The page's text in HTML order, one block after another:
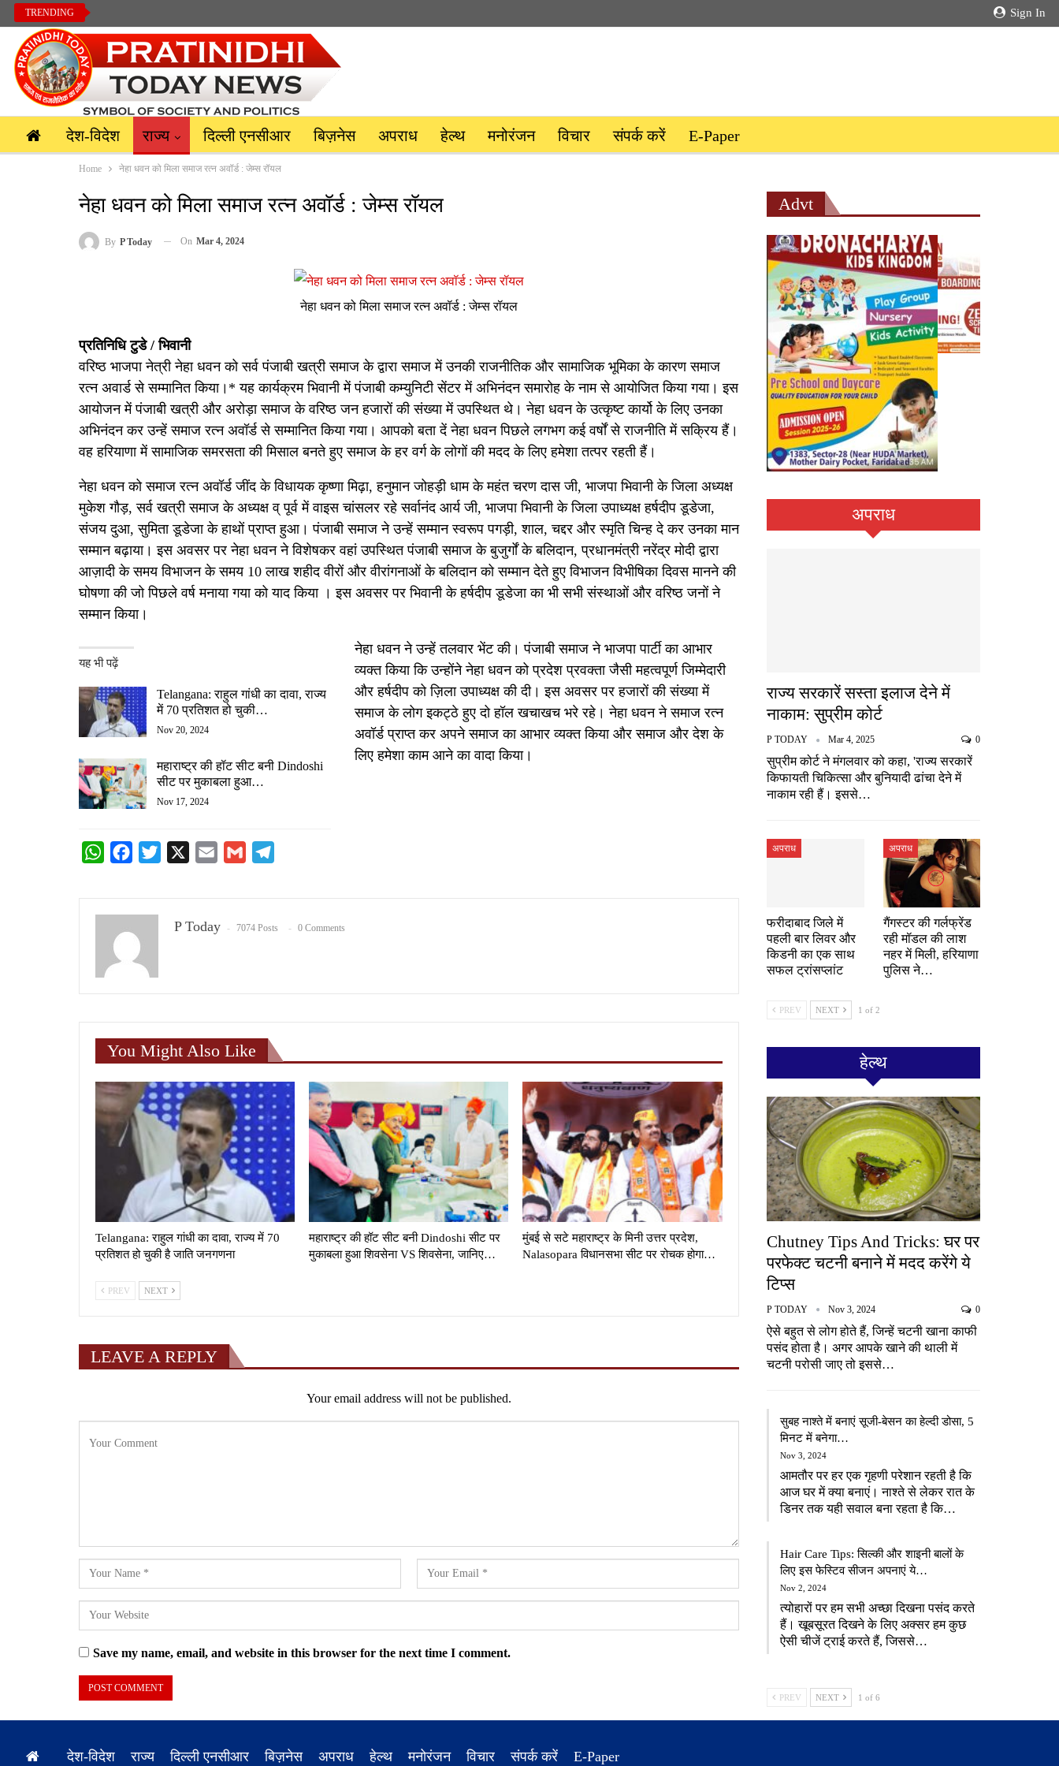
Sign In
TRENDING
देश-विदेश राज्य दिल्ली एनसीआर बिज़नेस अपराध हेल्थ मनोरंजन विचार संपर्क करें E-Paper
Home नेहा धवन को मिला समाज रत्न अवॉर्ड : जेम्स रॉयल
नेहा धवन को मिला समाज रत्न अवॉर्ड : जेम्स रॉयल
By P Today On Mar 4, 2024
नेहा धवन को मिला समाज रत्न अवॉर्ड : जेम्स रॉयल
प्रतिनिधि टुडे / भिवानी
वरिष्ठ भाजपा नेत्री नेहा धवन को सर्व पंजाबी खत्री समाज के द्वारा समाज में उनकी राजनीतिक और सामाजिक भूमिका के कारण समाज
रत्न अवार्ड से सम्मानित किया।* यह कार्यक्रम भिवानी में पंजाबी कम्युनिटी सेंटर में अभिनंदन समारोह के नाम से आयोजित किया गया। इस
आयोजन में पंजाबी खत्री और अरोड़ा समाज के वरिष्ठ जन हजारों की संख्या में उपस्थित थे। नेहा धवन के उत्कृष्ट कार्यो के लिए उनका
अभिनंदन कर उन्हें समाज रत्न अवॉर्ड से सम्मानित किया गया। आपको बता दें नेहा धवन पिछले लगभग कई वर्षों से राजनीति में सक्रिय हैं।
वह हरियाणा में सामाजिक समरसता की मिसाल बनते हुए समाज के हर वर्ग के लोगों की मदद के लिए हमेशा तत्पर रहती हैं।
नेहा धवन को समाज रत्न अवॉर्ड जींद के विधायक कृष्णा मिढ़ा, हनुमान जोहड़ी धाम के महंत चरण दास जी, भाजपा भिवानी के जिला अध्यक्ष
मुकेश गौड़, सर्व खत्री समाज के अध्यक्ष व् पूर्व में वाइस चांसलर रहे सर्वानंद आर्य जी, भाजपा भिवानी के जिला उपाध्यक्ष हर्षदीप डूडेजा,
संजय दुआ, सुमिता डूडेजा के हाथों प्राप्त हुआ। पंजाबी समाज ने उन्हें सम्मान स्वरूप पगड़ी, शाल, चद्दर और स्मृति चिन्ह दे कर उनका मान
सम्मान बढ़ाया। इस अवसर पर नेहा धवन ने विशेषकर वहां उपस्थित पंजाबी समाज के बुजुर्गों के बलिदान, प्रधानमंत्री नरेंद्र मोदी द्वारा
आज़ादी के समय विभाजन के समय 10 लाख शहीद वीरों और वीरांगनाओं के बलिदान को सम्मान देते हुए विभाजन विभीषिका दिवस मानने की
घोषणा की जो पिछले वर्ष मनाया गया को याद किया । इस अवसर पर भिवानी के हर्षदीप डूडेजा का भी सभी संस्थाओं और वरिष्ठ जनों ने
सम्मान किया।
यह भी पढ़ें
Telangana: राहुल गांधी का दावा, राज्य
में 70 प्रतिशत हो चुकी…
Nov 20, 2024
महाराष्‍ट्र की हॉट सीट बनी Dindoshi
सीट पर मुकाबला हुआ…
Nov 17, 2024
नेहा धवन ने उन्हें तलवार भेंट की। पंजाबी समाज ने भाजपा पार्टी का आभार
व्यक्त किया कि उन्होंने नेहा धवन को प्रदेश प्रवक्ता जैसी महत्वपूर्ण जिम्मेदारी
और हर्षदीप को ज़िला उपाध्यक्ष की दी। इस अवसर पर हजारों की संख्या में
समाज के लोग इकट्ठे हुए दो हॉल खचाखच भरे रहे। नेहा धवन ने समाज रत्न
अवॉर्ड प्राप्त कर अपने समाज का आभार व्यक्त किया और समाज और देश के
लिए हमेशा काम आने का वादा किया।
WhatsAppFacebook
Twitter Email Gmail
P Today 7074 Posts 0 Comments
You Might Also Like
Telangana: राहुल गांधी का दावा, राज्य में 70
प्रतिशत हो चुकी है जाति जनगणना
महाराष्‍ट्र की हॉट सीट बनी Dindoshi सीट पर
मुकाबला हुआ शिवसेना VS शिवसेना, जानिए…
मुंबई से सटे महाराष्ट्र के मिनी उत्तर प्रदेश,
Nalasopara विधानसभा सीट पर रोचक होगा…
PREV NEXT
LEAVE A REPLY
Your email address will not be published.
Save my name, email, and website in this browser for the next time I comment.
Advt
अपराध
राज्य सरकारें सस्ता इलाज देने में
नाकाम: सुप्रीम कोर्ट
P TODAY Mar 4, 2025 0
सुप्रीम कोर्ट ने मंगलवार को कहा, 'राज्य सरकारें
किफायती चिकित्सा और बुनियादी ढांचा देने में
नाकाम रही हैं। इससे…
अपराध
फरीदाबाद जिले में
पहली बार लिवर और
किडनी का एक साथ
सफल ट्रांसप्लांट
अपराध
गैंगस्टर की गर्लफ्रेंड
रही मॉडल की लाश
नहर में मिली, हरियाणा
पुलिस ने…
PREV NEXT 1 of 2
हेल्थ
Chutney Tips And Tricks: घर पर
परफेक्ट चटनी बनाने में मदद करेंगे ये
टिप्स
P TODAY Nov 3, 2024 0
ऐसे बहुत से लोग होते हैं, जिन्हें चटनी खाना काफी
पसंद होता है। अगर आपके खाने की थाली में
चटनी परोसी जाए तो इससे…
सुबह नाश्ते में बनाएं सूजी-बेसन का हेल्दी डोसा, 5
मिनट में बनेगा…
Nov 3, 2024
आमतौर पर हर एक गृहणी परेशान रहती है कि
आज घर में क्या बनाएं। नाश्ते से लेकर रात के
डिनर तक यही सवाल बना रहता है कि…
Hair Care Tips: सिल्की और शाइनी बालों के
लिए इस फेस्टिव सीजन अपनाएं ये…
Nov 2, 2024
त्योहारों पर हम सभी अच्छा दिखना पसंद करते
हैं। खूबसूरत दिखने के लिए अक्सर हम कुछ
ऐसी चीजें ट्राई करते हैं, जिससे…
PREV NEXT 1 of 6
देश-विदेश राज्य दिल्ली एनसीआर बिज़नेस अपराध हेल्थ मनोरंजन विचार संपर्क करें E-Paper